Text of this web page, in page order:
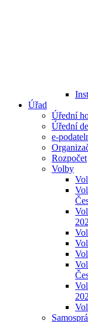
Úřad
Úřední
Úřední
e-
Rozpočet
Volby